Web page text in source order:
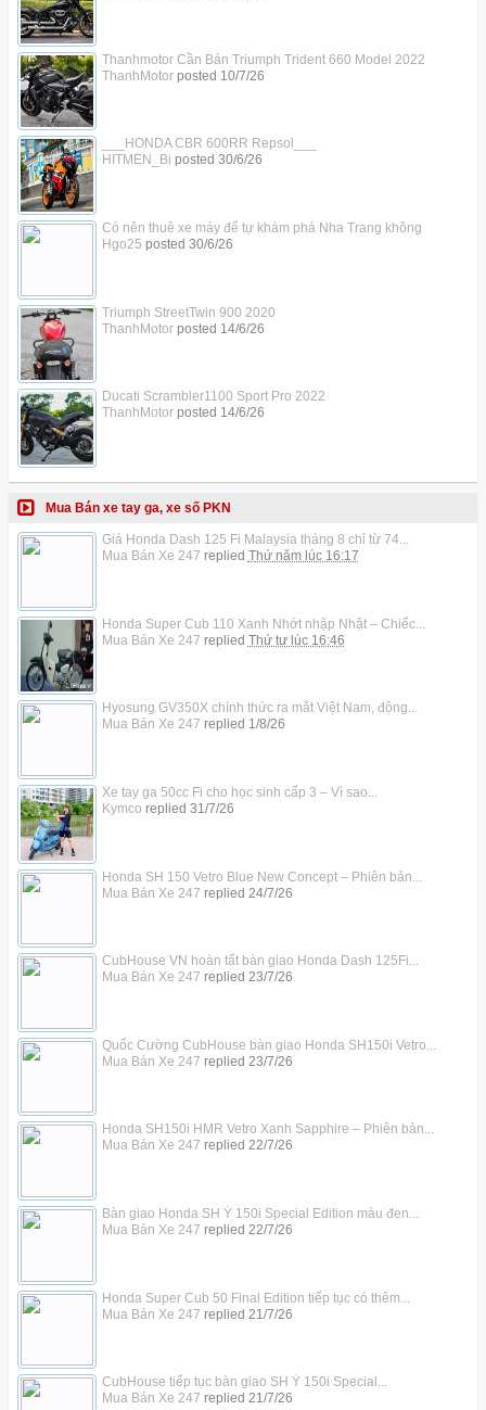
Thanhmotor Cần Bán Triumph Trident 660 Model 2022
ThanhMotorposted 10/7/26
___HONDA CBR 600RR Repsol___
HITMEN_Bi posted 30/6/26
Có nên thuê xe máy để tự khám phá Nha Trang không
Hgo25 posted 30/6/26
Triumph StreetTwin 900 2020
ThanhMotorposted 14/6/26
Ducati Scrambler1100 Sport Pro 2022
ThanhMotorposted 14/6/26
Mua Bán xe tay ga, xe số PKN
Giá Honda Dash 125 Fi Malaysia tháng 8 chỉ từ 74...
Mua Bán Xe 247 replied Thứ năm lúc 16:17
Honda Super Cub 110 Xanh Nhớt nhập Nhật – Chiếc...
Mua Bán Xe 247 replied Thứ tư lúc 16:46
Hyosung GV350X chính thức ra mắt Việt Nam, động...
Mua Bán Xe 247 replied 1/8/26
Xe tay ga 50cc Fi cho học sinh cấp 3 – Vì sao...
Kymco replied 31/7/26
Honda SH 150 Vetro Blue New Concept – Phiên bản...
Mua Bán Xe 247 replied 24/7/26
CubHouse VN hoàn tất bàn giao Honda Dash 125Fi...
Mua Bán Xe 247 replied 23/7/26
Quốc Cường CubHouse bàn giao Honda SH150i Vetro...
Mua Bán Xe 247 replied 23/7/26
Honda SH150i HMR Vetro Xanh Sapphire – Phiên bản...
Mua Bán Xe 247 replied 22/7/26
Bàn giao Honda SH Ý 150i Special Edition màu đen...
Mua Bán Xe 247 replied 22/7/26
Honda Super Cub 50 Final Edition tiếp tục có thêm...
Mua Bán Xe 247 replied 21/7/26
CubHouse tiếp tục bàn giao SH Ý 150i Special...
Mua Bán Xe 247 replied 21/7/26